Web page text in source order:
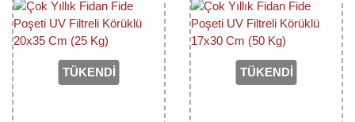
TÜKENDİ TÜKENDİ